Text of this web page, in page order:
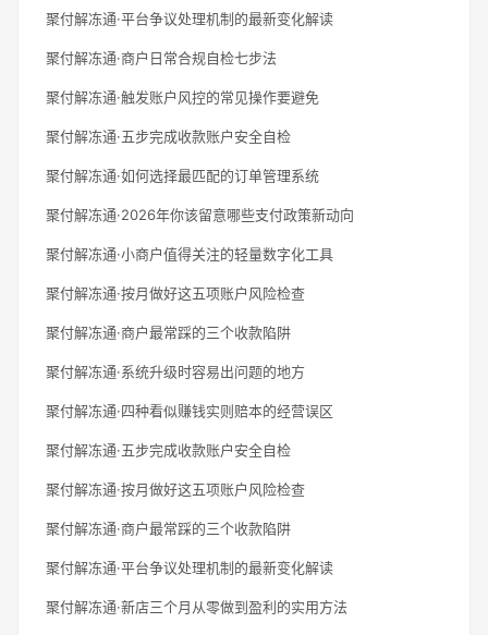
聚付解冻通·平台争议处理机制的最新变化解读
聚付解冻通·商户日常合规自检七步法
聚付解冻通·触发账户风控的常见操作要避免
聚付解冻通·五步完成收款账户安全自检
聚付解冻通·如何选择最匹配的订单管理系统
聚付解冻通·2026年你该留意哪些支付政策新动向
聚付解冻通·小商户值得关注的轻量数字化工具
聚付解冻通·按月做好这五项账户风险检查
聚付解冻通·商户最常踩的三个收款陷阱
聚付解冻通·系统升级时容易出问题的地方
聚付解冻通·四种看似赚钱实则赔本的经营误区
聚付解冻通·五步完成收款账户安全自检
聚付解冻通·按月做好这五项账户风险检查
聚付解冻通·商户最常踩的三个收款陷阱
聚付解冻通·平台争议处理机制的最新变化解读
聚付解冻通·新店三个月从零做到盈利的实用方法